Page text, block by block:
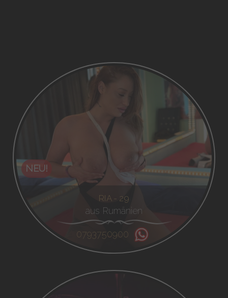
NEU!
RIA - 29
aus Rumänien
0793750900